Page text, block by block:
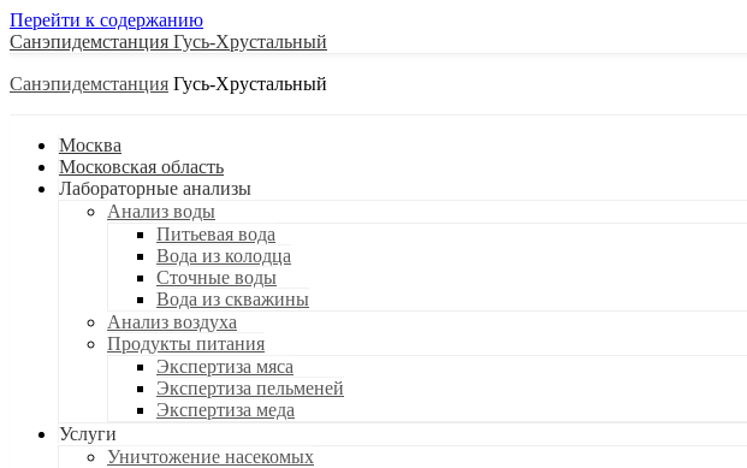
Перейти к содержанию
Санэпидемстанция
Санэпидемстанция
Москва
Московская область
Лабораторные анализы
Анализ воды
Питьевая вода
Вода из колодца
Сточные воды
Вода из скважины
Анализ воздуха
Продукты питания
Экспертиза мяса
Экспертиза пельменей
Экспертиза меда
Услуги
Уничтожение насекомых